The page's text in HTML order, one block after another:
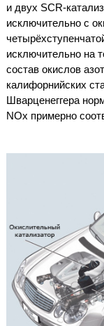
и двух SCR-
исключительно с
исключительно на
состав окислов
калифорнийских
Шварценеггера
NOx примерно